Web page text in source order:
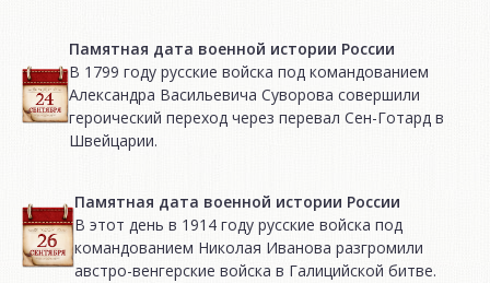
Памятная дата военной истории России
В 1799 году русские войска под командованием
Александра Васильевича Суворова совершили
героический переход через перевал Сен-Готард в
Швейцарии.
Памятная дата военной истории России
В этот день в 1914 году русские войска под
командованием Николая Иванова разгромили
австро-венгерские войска в Галицийской битве.